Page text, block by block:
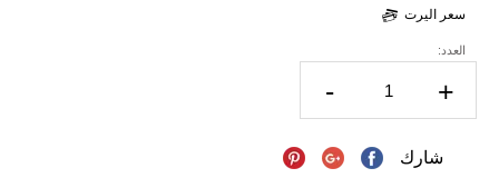
سعر اليرت
العدد:
- +
شارك